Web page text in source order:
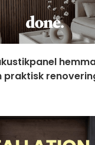
praktisk